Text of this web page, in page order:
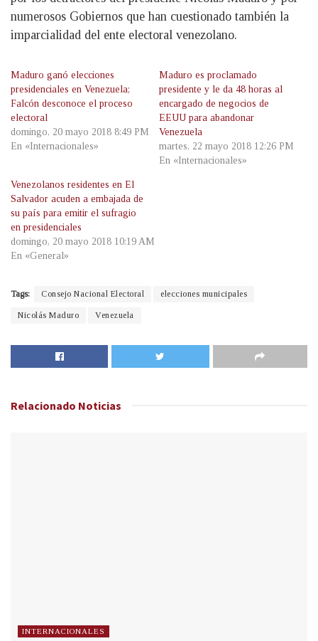
numerosos Gobiernos que han cuestionado también la
imparcialidad del ente electoral venezolano.
Maduro ganó elecciones
presidenciales en Venezuela;
Falcón desconoce el proceso
electoral
domingo, 20 mayo 2018 8:49 PM
En «Internacionales»
Maduro es proclamado
presidente y le da 48 horas al
encargado de negocios de
EEUU para abandonar
Venezuela
martes, 22 mayo 2018 12:26 PM
En «Internacionales»
Venezolanos residentes en El
Salvador acuden a embajada de
su país para emitir el sufragio
en presidenciales
domingo, 20 mayo 2018 10:19 AM
En «General»
Tags: Consejo Nacional Electoral elecciones municipales
Nicolás Maduro Venezuela
Relacionado Noticias
INTERNACIONALES